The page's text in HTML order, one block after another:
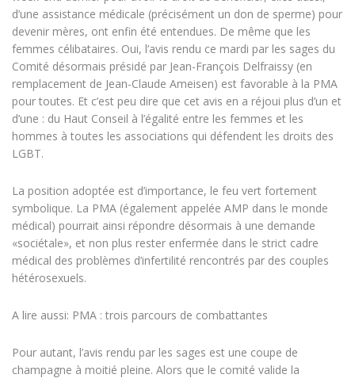
d’une assistance médicale (précisément un don de sperme) pour
devenir mères, ont enfin été entendues. De même que les
femmes célibataires. Oui, l’avis rendu ce mardi par les sages du
Comité désormais présidé par Jean-François Delfraissy (en
remplacement de Jean-Claude Ameisen) est favorable à la PMA
pour toutes. Et c’est peu dire que cet avis en a réjoui plus d’un et
d’une : du Haut Conseil à l’égalité entre les femmes et les
hommes à toutes les associations qui défendent les droits des
LGBT.
La position adoptée est d’importance, le feu vert fortement
symbolique. La PMA (également appelée AMP dans le monde
médical) pourrait ainsi répondre désormais à une demande
«sociétale», et non plus rester enfermée dans le strict cadre
médical des problèmes d’infertilité rencontrés par des couples
hétérosexuels.
A lire aussi: PMA : trois parcours de combattantes
Pour autant, l’avis rendu par les sages est une coupe de
champagne à moitié pleine. Alors que le comité valide la